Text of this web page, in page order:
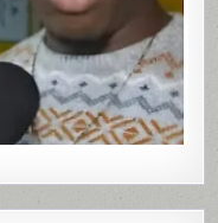
DE
VÍDEOS
ÍNTIMOS
EM
BAHIA